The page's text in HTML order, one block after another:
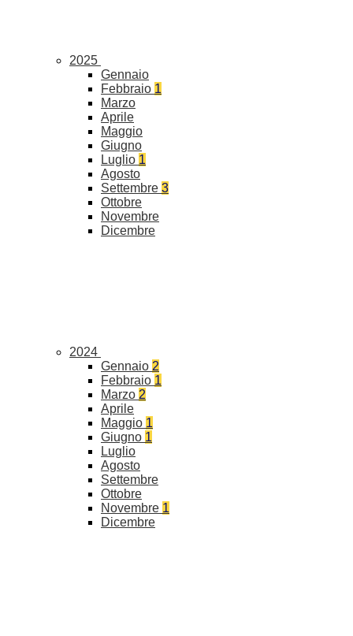
2025
Gennaio
Febbraio 1
Marzo
Aprile
Maggio
Giugno
Luglio 1
Agosto
Settembre 3
Ottobre
Novembre
Dicembre
2024
Gennaio 2
Febbraio 1
Marzo 2
Aprile
Maggio 1
Giugno 1
Luglio
Agosto
Settembre
Ottobre
Novembre 1
Dicembre